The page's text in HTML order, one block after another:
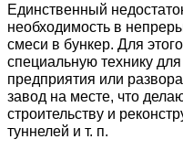
Единственный
необходимость в
смеси в бункер. Для
специальную технику
предприятия или
завод на месте, что
строительству и
туннелей и т. п.